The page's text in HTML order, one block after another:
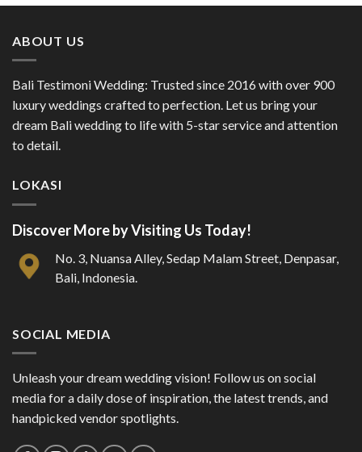
ABOUT US
Bali Testimoni Wedding: Trusted since 2016 with over 900
luxury weddings crafted to perfection. Let us bring your
dream Bali wedding to life with 5-star service and attention
to detail.
LOKASI
Discover More by Visiting Us Today!
No. 3, Nuansa Alley, Sedap Malam Street, Denpasar,
Bali, Indonesia.
SOCIAL MEDIA
Unleash your dream wedding vision! Follow us on social
media for a daily dose of inspiration, the latest trends, and
handpicked vendor spotlights.